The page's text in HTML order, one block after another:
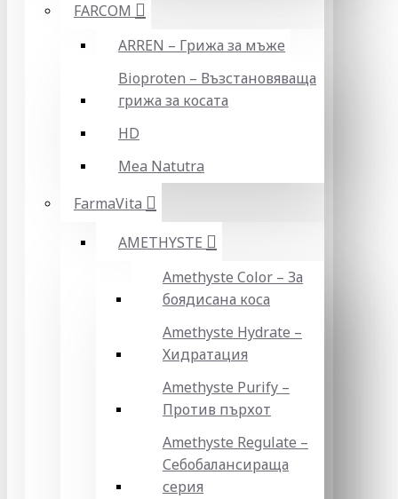
FARCOM
ARREN – Грижа за мъже
Bioproten – Възстановяваща
грижа за косата
HD
Mea Natutra
FarmaVita
AMETHYSTE
Amethyste Color – За
боядисана коса
Amethyste Hydrate –
Хидратация
Amethyste Purify –
Против пърхот
Amethyste Regulate –
Себобалансираща
серия